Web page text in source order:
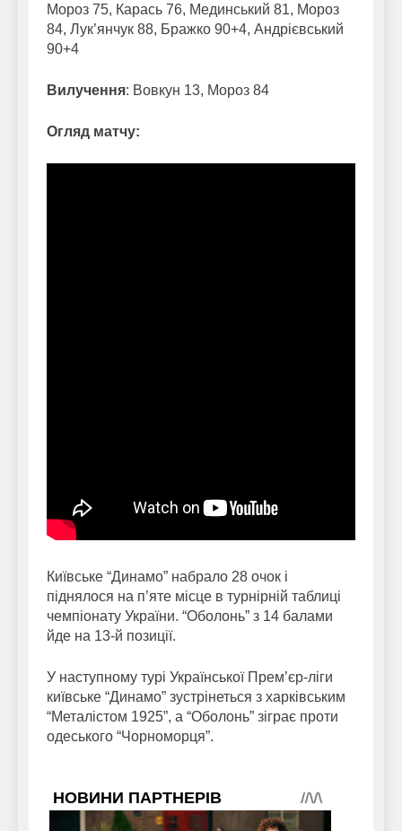
Мороз 75, Карась 76, Мединський 81, Мороз
84, Лук’янчук 88, Бражко 90+4, Андрієвський
90+4
Вилучення: Вовкун 13, Мороз 84
Огляд матчу:
Київське “Динамо” набрало 28 очок і
піднялося на п’яте місце в турнірній таблиці
чемпіонату України. “Оболонь” з 14 балами
йде на 13-й позиції.
У наступному турі Української Прем’єр-ліги
київське “Динамо” зустрінеться з харківським
“Металістом 1925”, а “Оболонь” зіграє проти
одеського “Чорноморця”.